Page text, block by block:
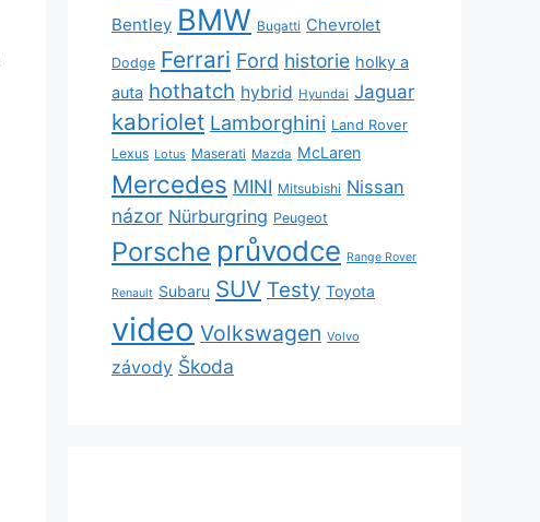
Bentley BMW Bugatti Chevrolet
Dodge Ferrari Ford historie holky a
auta hothatch hybrid Hyundai Jaguar
kabriolet Lamborghini Land Rover
Lexus Lotus Maserati Mazda McLaren
Mercedes MINI Mitsubishi Nissan
názor Nürburgring Peugeot
Porsche průvodce Range Rover
Renault Subaru SUV Testy Toyota
video Volkswagen Volvo
závody Škoda